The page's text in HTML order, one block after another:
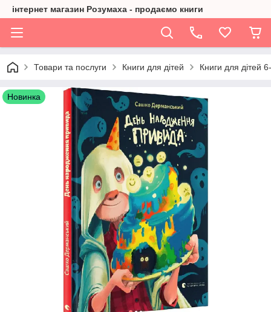
інтернет магазин Розумаха - продаємо книги
Товари та послуги Книги для дітей Книги для дітей
Новинка